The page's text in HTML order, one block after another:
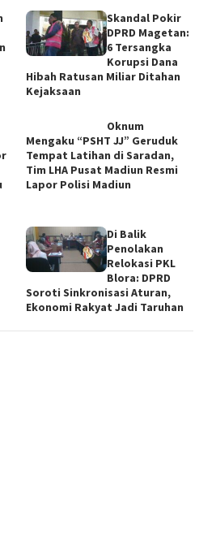
Skandal Pokir
DPRD Magetan:
6 Tersangka
Korupsi Dana
Hibah Ratusan Miliar Ditahan
Kejaksaan
Oknum
Mengaku “PSHT JJ” Geruduk
Tempat Latihan di Saradan,
Tim LHA Pusat Madiun Resmi
Lapor Polisi Madiun
Di Balik
Penolakan
Relokasi PKL
Blora: DPRD
Soroti Sinkronisasi Aturan,
Ekonomi Rakyat Jadi Taruhan